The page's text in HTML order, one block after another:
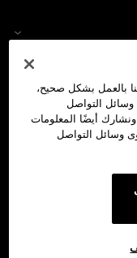
بالعمل بشكل صحيح،
وسائل التواصل
أيضًا المعلومات
وسائل التواصل